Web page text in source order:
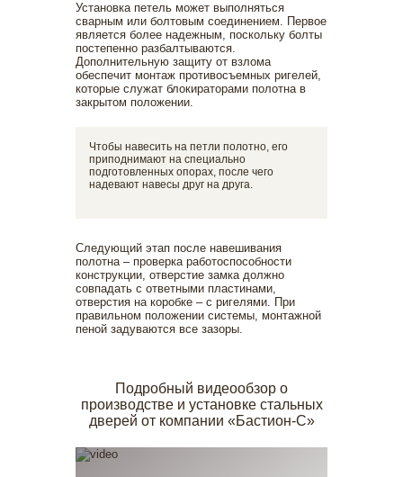
Установка петель может выполняться
сварным или болтовым соединением. Первое
является более надежным, поскольку болты
постепенно разбалтываются.
Дополнительную защиту от взлома
обеспечит монтаж противосъемных ригелей,
которые служат блокираторами полотна в
закрытом положении.
Чтобы навесить на петли полотно, его
приподнимают на специально
подготовленных опорах, после чего
надевают навесы друг на друга.
Следующий этап после навешивания
полотна – проверка работоспособности
конструкции, отверстие замка должно
совпадать с ответными пластинами,
отверстия на коробке – с ригелями. При
правильном положении системы, монтажной
пеной задуваются все зазоры.
Подробный видеообзор о
производстве и установке стальных
дверей от компании «Бастион-С»